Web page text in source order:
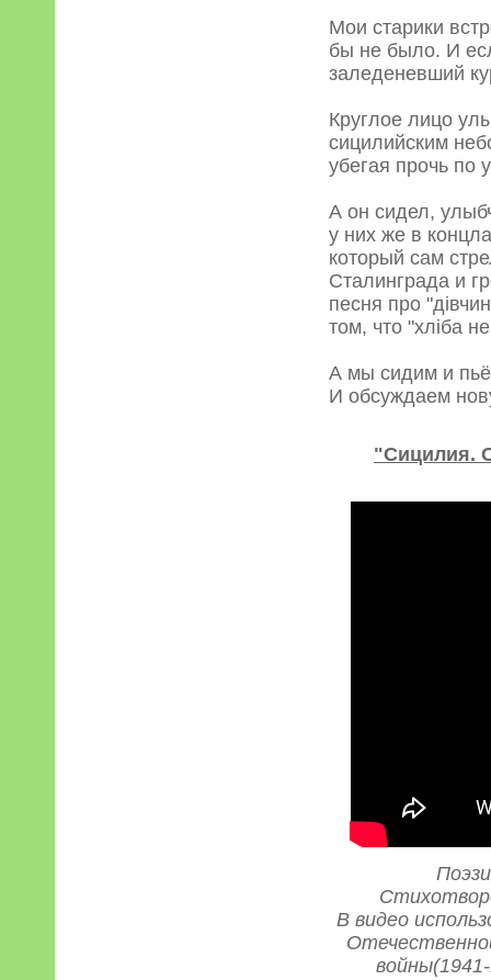
Мои старики
бы не было. И
заледеневший
Круглое лицо
сицилийским
убегая прочь по
А он сидел,
у них же в
который сам
Сталинграда и
песня про
том, что "хлiба
А мы сидим и
И обсуждаем
"Сицилия.
В видео